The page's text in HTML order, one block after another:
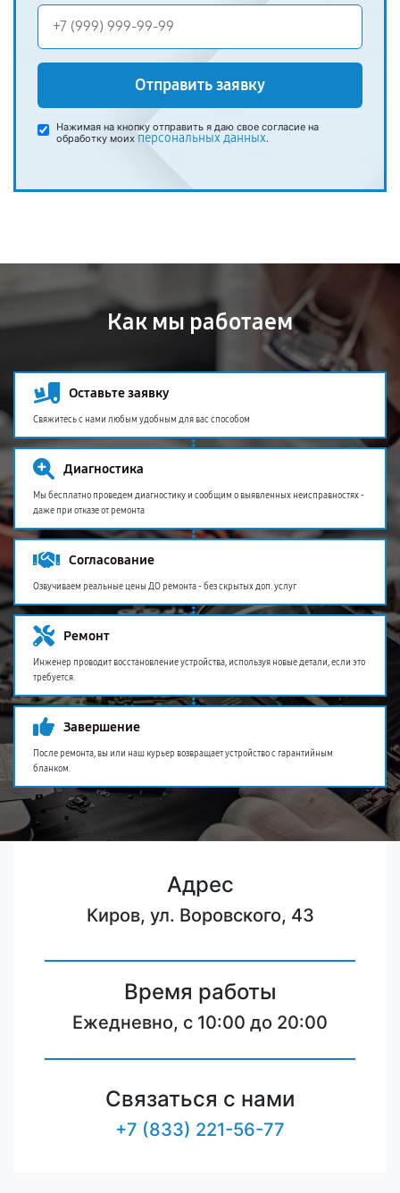
Отправить заявку
Нажимая на кнопку отправить я даю свое согласие на
обработку моих персональных данных.
Как мы работаем
Оставьте заявку
Свяжитесь с нами любым удобным для вас способом
Диагностика
Мы бесплатно проведем диагностику и сообщим о выявленных неисправностях -
даже при отказе от ремонта
Согласование
Озвучиваем реальные цены ДО ремонта - без скрытых доп. услуг
Ремонт
Инженер проводит восстановление устройства, используя новые детали, если это
требуется.
Завершение
После ремонта, вы или наш курьер возвращает устройство с гарантийным
бланком.
Адрес
Киров, ул. Воровского, 43
Время работы
Ежедневно, с 10:00 до 20:00
Связаться с нами
+7 (833) 221-56-77